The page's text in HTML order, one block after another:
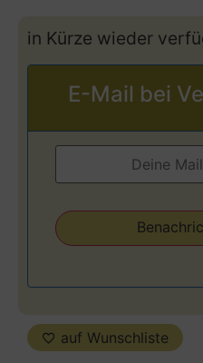
in Kürze wieder
E-Mail bei
auf Wunschliste